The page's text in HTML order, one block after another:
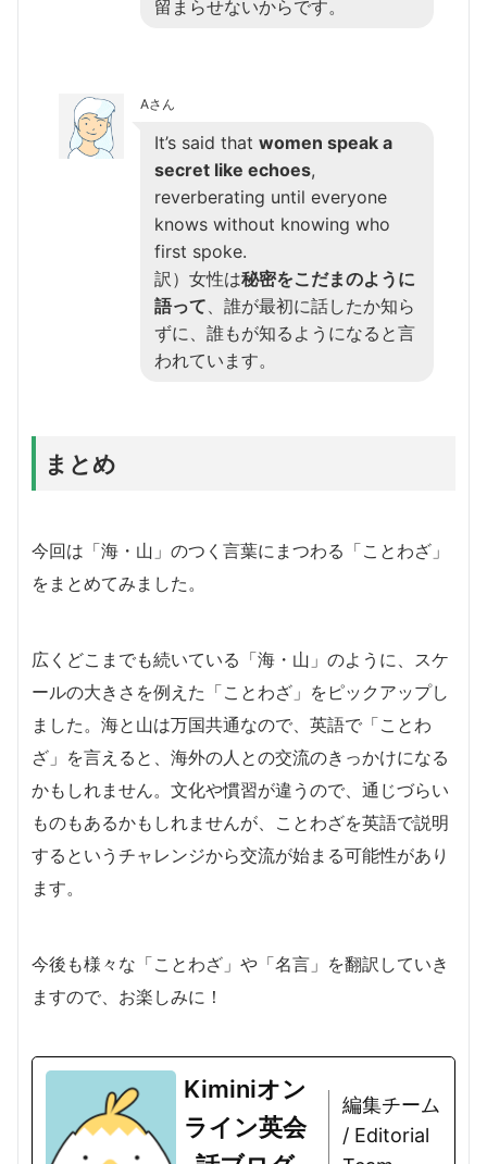
留まらせないからです。
Aさん
It’s said that women speak a
secret like echoes,
reverberating until everyone
knows without knowing who
first spoke.
訳）女性は秘密をこだまのように
語って 、誰が最初に話したか知ら
ずに、誰もが知るようになると言
われています。
まとめ
今回は「海・山」のつく言葉にまつわる「ことわざ」
をまとめてみました。
広くどこまでも続いている「海・山」のように、スケ
ールの大きさを例えた「ことわざ」をピックアップし
ました。海と山は万国共通なので、英語で「ことわ
ざ」を言えると、海外の人との交流のきっかけになる
かもしれません。文化や慣習が違うので、通じづらい
ものもあるかもしれませんが、ことわざを英語で説明
するというチャレンジから交流が始まる可能性があり
ます。
今後も様々な「ことわざ」や「名言」を翻訳していき
ますので、お楽しみに！
Kiminiオン
ライン英会
編集チーム
/ Editorial